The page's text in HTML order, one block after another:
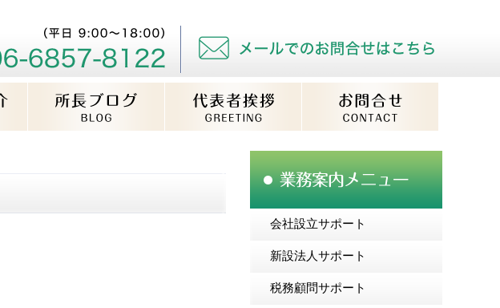
会社設立サポート
新設法人サポート
税務顧問サポート